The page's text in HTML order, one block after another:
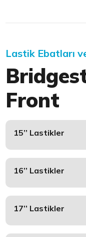
Lastik Ebatları
Front
15’’ Lastikler
16’’ Lastikler
17’’ Lastikler